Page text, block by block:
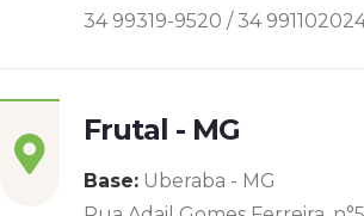
34 99319-9520 / 34
Frutal - MG
Base: Uberaba - MG